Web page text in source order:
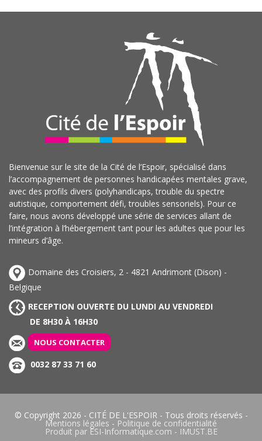
Bienvenue sur le site de la Cité de l’Espoir, spécialisé dans
l’accompagnement de personnes handicapées mentales grave,
avec des profils divers (polyhandicaps, trouble du spectre
autistique, comportement défi, troubles sensoriels). Pour ce
faire, nous avons développé une série de services allant de
l’intégration à l’hébergement tant pour les adultes que pour les
mineurs d’âge.
Domaine des Croisiers, 2 - 4821 Andrimont (Dison) -
Belgique
RECEPTION OUVERTE DU LUNDI AU VENDREDI
DE 8H30 À 16H30
NOUS CONTACTER
0032 87 33 71 60
© Copyright 2026 - CITÉ DE L'ESPOIR- Tous droits réservés -
Mentions légales - Politique de confidentialité
Produit par ESI-Informatique.com - IMUST.BE